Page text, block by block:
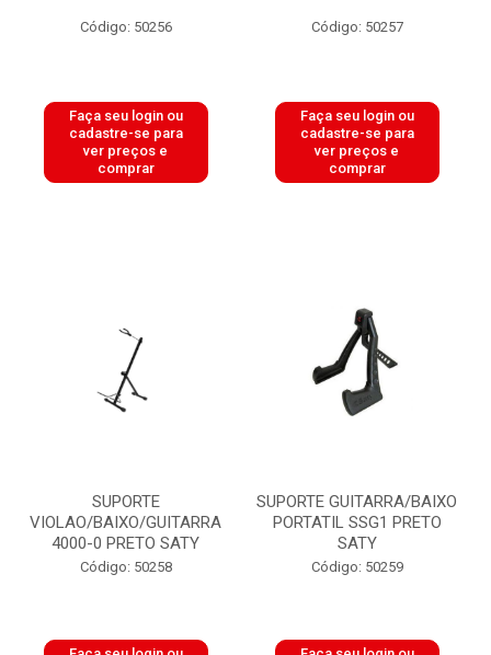
Código: 50256
Faça seu login ou
cadastre-se para
ver preços e
comprar
Código: 50257
Faça seu login ou
cadastre-se para
ver preços e
comprar
SUPORTE
VIOLAO/BAIXO/GUITARRA
4000-0 PRETO SATY
Código: 50258
SUPORTE GUITARRA/BAIXO
PORTATIL SSG1 PRETO
SATY
Código: 50259